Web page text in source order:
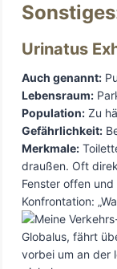
Urinatus
Auch genannt:
Lebensraum:
Population: Zu
Gefährlichkeit:
Merkmale:
draußen. Oft
Fenster offen
Konfrontation: